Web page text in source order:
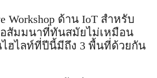
Workshop ด้าน IoT สำหรับ
สัมมนาที่ทันสมัยไม่เหมือน
ฮไลท์ที่ปีนี้มีถึง 3 พื้นที่ด้วยกัน